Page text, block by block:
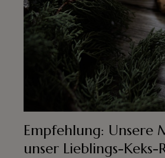
Empfehlung: Unsere
unser Lieblings-Keks-